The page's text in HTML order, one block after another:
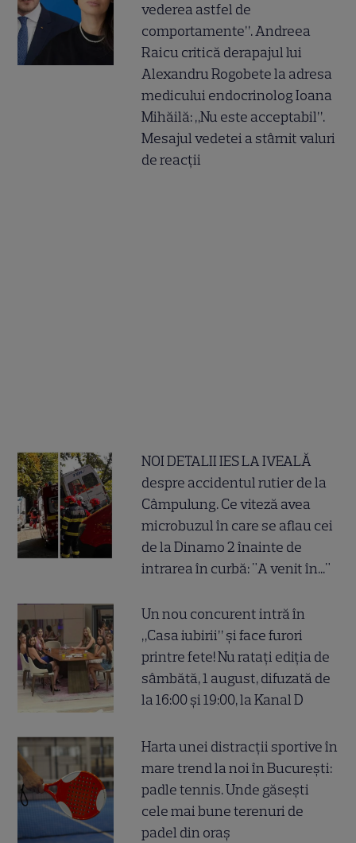
vederea astfel de
comportamente”. Andreea
Raicu critică derapajul lui
Alexandru Rogobete la adresa
medicului endocrinolog Ioana
Mihăilă: „Nu este acceptabil”.
Mesajul vedetei a stârnit valuri
de reacții
NOI DETALII IES LA IVEALĂ
despre accidentul rutier de la
Câmpulung. Ce viteză avea
microbuzul în care se aflau cei
de la Dinamo 2 înainte de
intrarea în curbă: "A venit în..."
Un nou concurent intră în
„Casa iubirii” și face furori
printre fete! Nu ratați ediția de
sâmbătă, 1 august, difuzată de
la 16:00 și 19:00, la Kanal D
Harta unei distracții sportive în
mare trend la noi în București:
padle tennis. Unde găsești
cele mai bune terenuri de
padel din oraș